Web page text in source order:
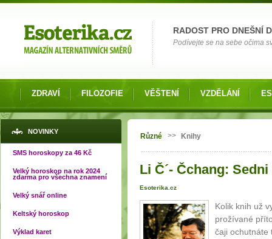
RADOST PRO DNEŠNÍ
Podívejte se na sebe očima
ZDRAVÍ FILOZOFIE VĚŠTENÍ VZDĚLÁNÍ
NOVINKY
SMS horoskopy za 46 Kč
Velký horoskop na rok 2024
zdarma pro všechna znamení
Velký snář online
Keltský horoskop
Výklad karet
Jste zde
Různé >> Knihy
Li Č´- Čchang:
Esoterika.cz
Kolik knih už
prožívané
čaji ochutnáte